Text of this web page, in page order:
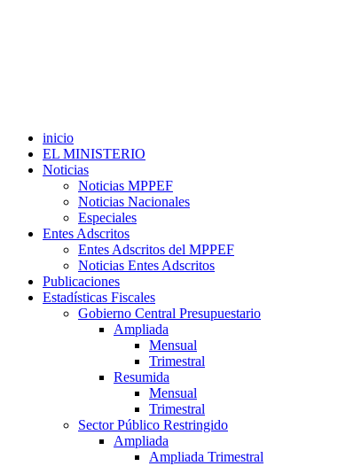
inicio
EL MINISTERIO
Noticias
Noticias MPPEF
Noticias Nacionales
Especiales
Entes Adscritos
Entes Adscritos del MPPEF
Noticias Entes Adscritos
Publicaciones
Estadísticas Fiscales
Gobierno Central Presupuestario
Ampliada
Mensual
Trimestral
Resumida
Mensual
Trimestral
Sector Público Restringido
Ampliada
Ampliada Trimestral